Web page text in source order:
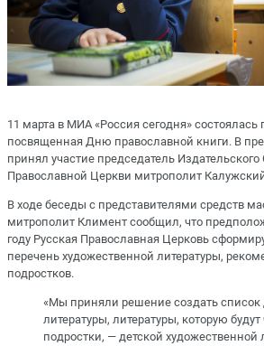
11 марта в МИА «Россия сегодня»
посвященная Дню православной книги. В
принял участие председатель Издательского
Православной Церкви митрополит
В ходе беседы с представителями средств
митрополит Климент сообщил, что
году Русская Православная Церковь
перечень художественной литературы,
подростков.
«Мы приняли решение создать список
литературы, литературы, которую будут
подростки, — детской художественной